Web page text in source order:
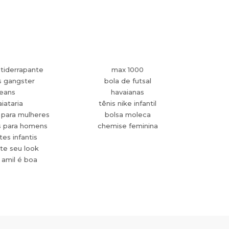
gangster
mulheres
homens
infantis
seu look
é boa
max 1000
bola de futsal
havaianas
tênis nike infantil
bolsa moleca
chemise feminina